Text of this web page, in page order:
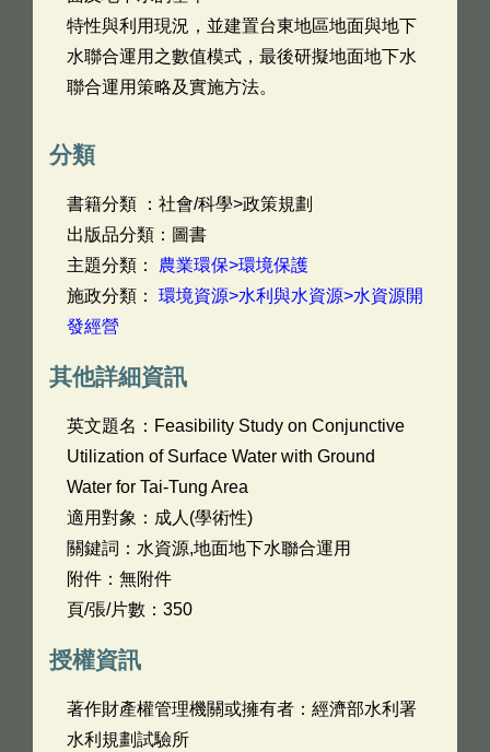
特性與利用現況，並建置台東地區地面與地下
水聯合運用之數值模式，最後研擬地面地下水
聯合運用策略及實施方法。
分類
書籍分類 ：社會/科學>政策規劃
出版品分類：圖書
主題分類： 農業環保>環境保護
施政分類： 環境資源>水利與水資源>水資源開
發經營
其他詳細資訊
英文題名： Feasibility Study on Conjunctive
Utilization of Surface Water with Ground
Water for Tai-Tung Area
適用對象：成人(學術性)
關鍵詞：水資源,地面地下水聯合運用
附件：無附件
頁/張/片數：350
授權資訊
著作財產權管理機關或擁有者：經濟部水利署
水利規劃試驗所